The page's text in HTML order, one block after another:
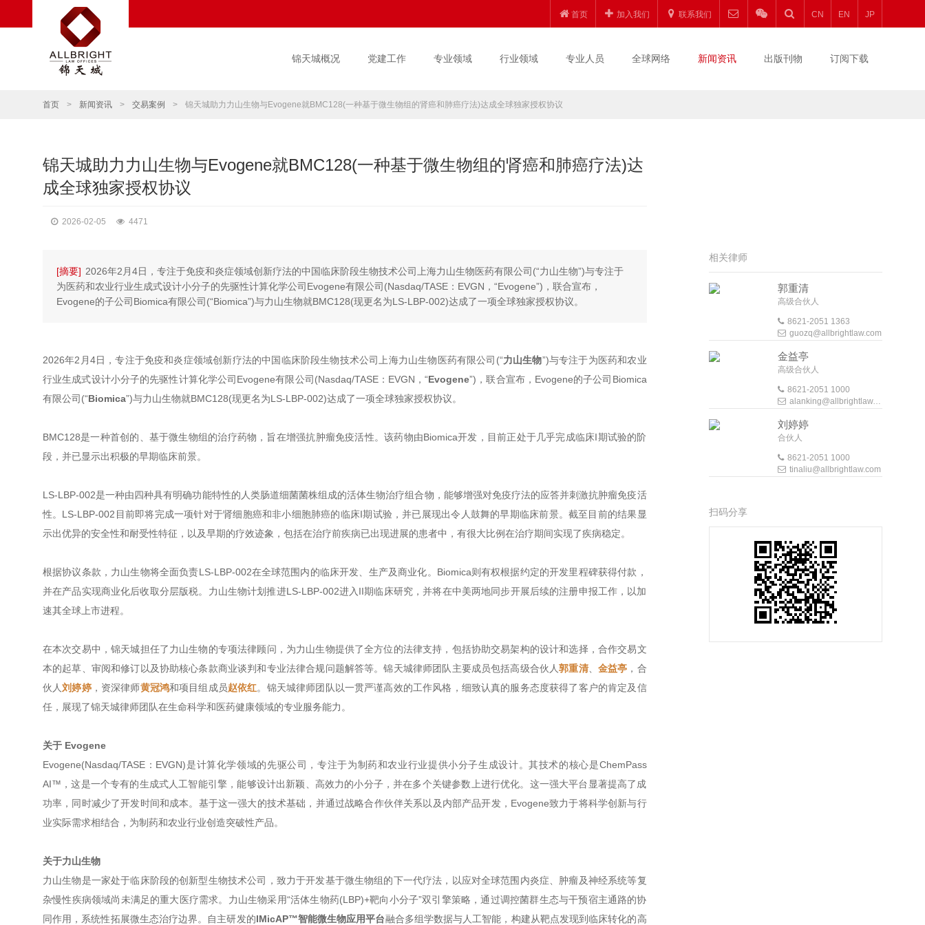
首页 加入我们 联系我们 CN EN JP
锦天城概况 党建工作 专业领域 行业领域 专业人员 全球网络 新闻资讯 出版刊物 订阅下载
首页 > 新闻资讯 > 交易案例 > 锦天城助力力山生物与Evogene就BMC128(一种基于微生物组的肾癌和肺癌疗法)达成全球独家授权协议
锦天城助力力山生物与Evogene就BMC128(一种基于微生物组的肾癌和肺癌疗法)达
成全球独家授权协议
2026-02-05 4471
[摘要] 2026年2月4日，专注于免疫和炎症领域创新疗法的中国临床阶段生物技术公司上海力山生物医药有限公司(“力山生物”)与专注于
为医药和农业行业生成式设计小分子的先驱性计算化学公司Evogene有限公司(Nasdaq/TASE：EVGN，“Evogene”)，联合宣布，
Evogene的子公司Biomica有限公司(“Biomica”)与力山生物就BMC128(现更名为LS-LBP-002)达成了一项全球独家授权协议。
2026年2月4日，专注于免疫和炎症领域创新疗法的中国临床阶段生物技术公司上海力山生物医药有限公司(“力山生物”)与专注于为医药和农业
行业生成式设计小分子的先驱性计算化学公司Evogene有限公司(Nasdaq/TASE：EVGN，“Evogene”)，联合宣布，Evogene的子公司Biomica
有限公司(“Biomica”)与力山生物就BMC128(现更名为LS-LBP-002)达成了一项全球独家授权协议。
BMC128是一种首创的、基于微生物组的治疗药物，旨在增强抗肿瘤免疫活性。该药物由Biomica开发，目前正处于几乎完成临床I期试验的阶
段，并已显示出积极的早期临床前景。
LS-LBP-002是一种由四种具有明确功能特性的人类肠道细菌菌株组成的活体生物治疗组合物，能够增强对免疫疗法的应答并刺激抗肿瘤免疫活
性。LS-LBP-002目前即将完成一项针对于肾细胞癌和非小细胞肺癌的临床I期试验，并已展现出令人鼓舞的早期临床前景。截至目前的结果显
示出优异的安全性和耐受性特征，以及早期的疗效迹象，包括在治疗前疾病已出现进展的患者中，有很大比例在治疗期间实现了疾病稳定。
根据协议条款，力山生物将全面负责LS-LBP-002在全球范围内的临床开发、生产及商业化。Biomica则有权根据约定的开发里程碑获得付款，
并在产品实现商业化后收取分层版税。力山生物计划推进LS-LBP-002进入II期临床研究，并将在中美两地同步开展后续的注册申报工作，以加
速其全球上市进程。
在本次交易中，锦天城担任了力山生物的专项法律顾问，为力山生物提供了全方位的法律支持，包括协助交易架构的设计和选择，合作交易文
本的起草、审阅和修订以及协助核心条款商业谈判和专业法律合规问题解答等。锦天城律师团队主要成员包括高级合伙人郭重清、 金益亭 ，合
伙人刘婷婷，资深律师黄冠鸿和项目组成员赵依红。锦天城律师团队以一贯严谨高效的工作风格，细致认真的服务态度获得了客户的肯定及信
任，展现了锦天城律师团队在生命科学和医药健康领域的专业服务能力。
关于 Evogene
Evogene(Nasdaq/TASE：EVGN)是计算化学领域的先驱公司，专注于为制药和农业行业提供小分子生成设计。其技术的核心是ChemPass
AI™，这是一个专有的生成式人工智能引擎，能够设计出新颖、高效力的小分子，并在多个关键参数上进行优化。这一强大平台显著提高了成
功率，同时减少了开发时间和成本。基于这一强大的技术基础，并通过战略合作伙伴关系以及内部产品开发，Evogene致力于将科学创新与行
业实际需求相结合，为制药和农业行业创造突破性产品。
关于力山生物
力山生物是一家处于临床阶段的创新型生物技术公司，致力于开发基于微生物组的下一代疗法，以应对全球范围内炎症、肿瘤及神经系统等复
杂慢性疾病领域尚未满足的重大医疗需求。力山生物采用“活体生物药(LBP)+靶向小分子”双引擎策略，通过调控菌群生态与干预宿主通路的协
同作用，系统性拓展微生态治疗边界。自主研发的IMicAP™智能微生物应用平台融合多组学数据与人工智能，构建从靶点发现到临床转化的高
相关律师
郭重清
高级合伙人
8621-2051 1363
guozq@allbrightlaw.com
金益亭
高级合伙人
8621-2051 1000
alanking@allbrightlaw.com
刘婷婷
合伙人
8621-2051 1000
tinaliu@allbrightlaw.com
扫码分享